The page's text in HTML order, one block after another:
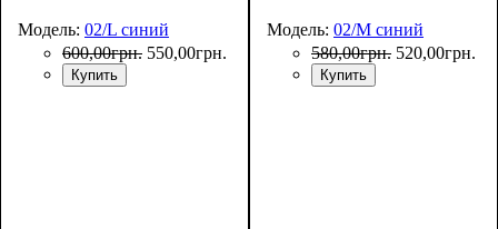
Модель: 02/L синий
600,00грн. 550,00грн.
Купить
Модель: 02/M синий
580,00грн. 520,00грн.
Купить